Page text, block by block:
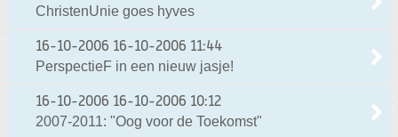
ChristenUnie goes hyves
16-10-2006 16-10-2006 11:44
PerspectieF in een nieuw jasje!
16-10-2006 16-10-2006 10:12
2007-2011: "Oog voor de Toekomst"